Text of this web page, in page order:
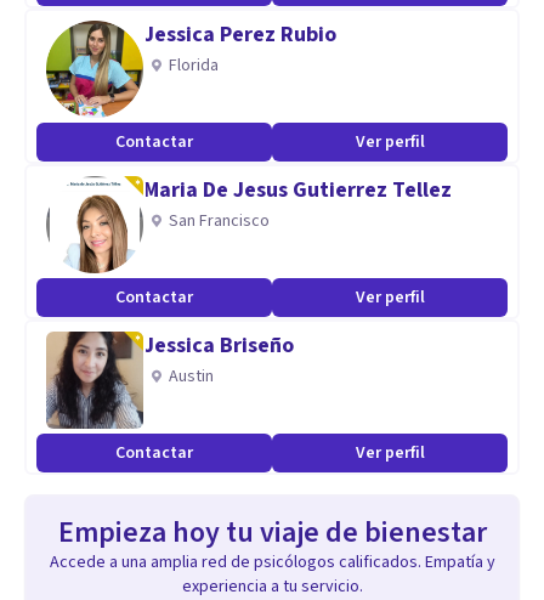
Jessica Perez Rubio
Florida
Contactar Ver perfil
Maria De Jesus Gutierrez Tellez
San Francisco
Contactar Ver perfil
Jessica Briseño
Austin
Contactar Ver perfil
Empieza hoy tu viaje de bienestar
Accede a una amplia red de psicólogos calificados. Empatía y
experiencia a tu servicio.